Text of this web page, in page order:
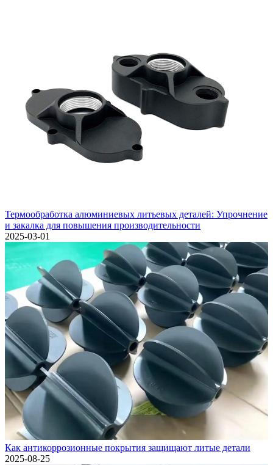
Термообработка алюминиевых литьевых деталей: Упрочнение
и закалка для повышения производительности
2025-03-01
Как антикоррозионные покрытия защищают литые детали
2025-08-25